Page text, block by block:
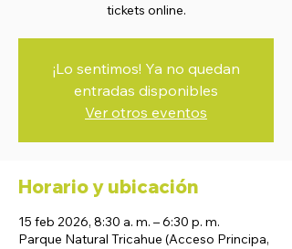
tickets online.
¡Lo sentimos! Ya no quedan
entradas disponibles
Ver otros eventos
Horario y ubicación
15 feb 2026, 8:30 a. m. – 6:30 p. m.
Parque Natural Tricahue (Acceso Principa,